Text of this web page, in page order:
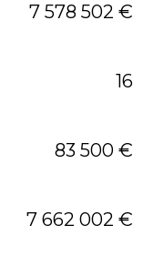
7 578 502 €
16
83 500 €
7 662 002 €